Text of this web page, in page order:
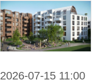
2026-07-15 11:00